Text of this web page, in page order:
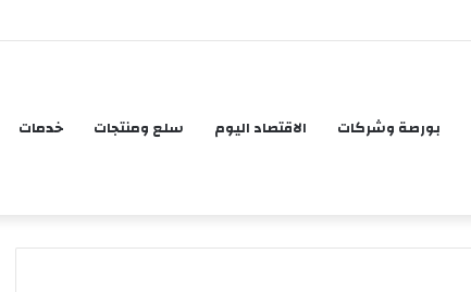
خدمات سلع ومنتجات الاقتصاد اليوم بورصة وشركات